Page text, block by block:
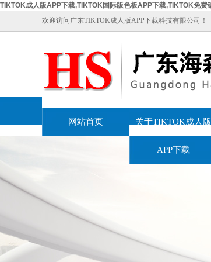
TIKTOK成人版APP下载,TIKTOK国际版色板APP下载,TIKTOK免
欢迎访问广东TIKTOK成人版APP下载科技有限公司！
网站首页 关于TIKTOK成人版
APP下载